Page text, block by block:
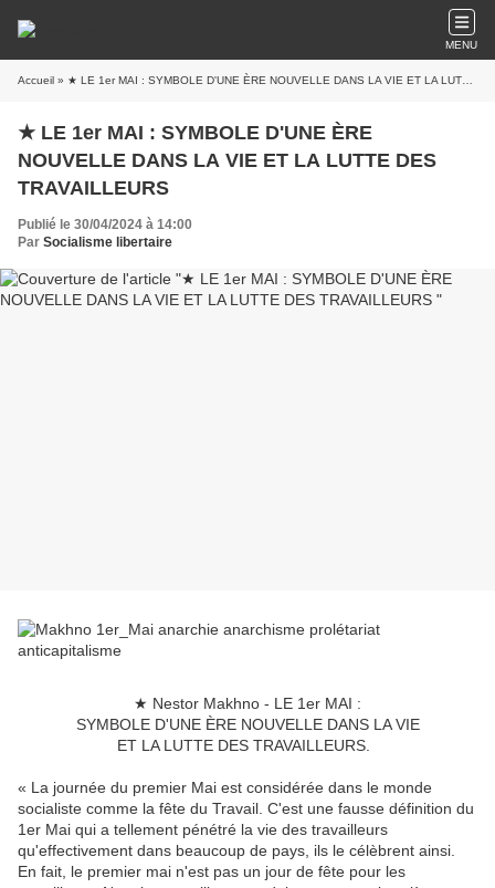
MENU
Accueil » ★ LE 1er MAI : SYMBOLE D'UNE ÈRE NOUVELLE DANS LA VIE ET LA LUTTE DES TRAVAILLEURS
★ LE 1er MAI : SYMBOLE D'UNE ÈRE
NOUVELLE DANS LA VIE ET LA LUTTE DES
TRAVAILLEURS
Publié le 30/04/2024 à 14:00
Par Socialisme libertaire
★ Nestor Makhno - LE 1er MAI :
SYMBOLE D'UNE ÈRE NOUVELLE DANS LA VIE
ET LA LUTTE DES TRAVAILLEURS.
« La journée du premier Mai est considérée dans le monde
socialiste comme la fête du Travail. C'est une fausse définition du
1er Mai qui a tellement pénétré la vie des travailleurs
qu'effectivement dans beaucoup de pays, ils le célèbrent ainsi.
En fait, le premier mai n'est pas un jour de fête pour les